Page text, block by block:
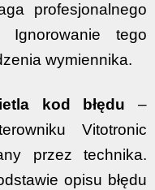
profesjonalnego
Ignorowanie tego
wymiennika.
kod błędu –
Vitotronic
przez technika.
opisu błędu